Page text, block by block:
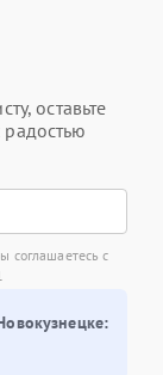
оставьте
соглашаетесь с